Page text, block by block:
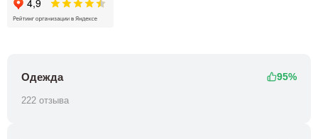
Одежда 95%
222 отзыва